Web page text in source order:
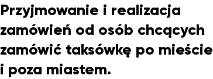
Przyjmowanie i realizacja
zamówień od osób chcących
zamówić taksówkę po mieście
i poza miastem.